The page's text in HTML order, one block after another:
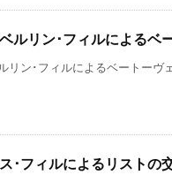
ルリン･フィルによるベ
リン･フィルによるベートーヴ
･フィルによるリストの